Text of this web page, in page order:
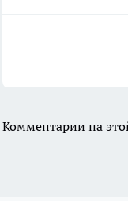
Комментарии на